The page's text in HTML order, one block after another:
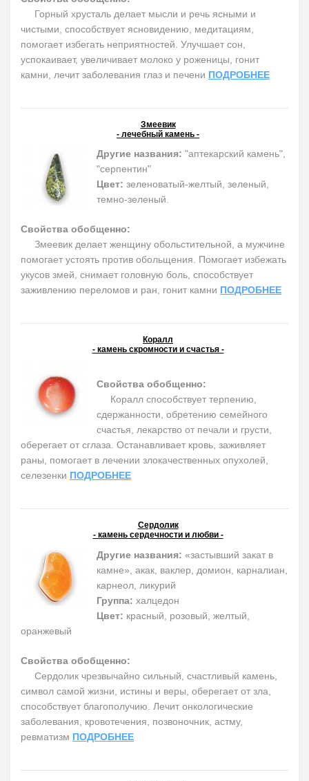
Горный хрусталь делает мысли и речь ясными и
чистыми, способствует ясновидению, медитациям,
помогает избегать неприятностей. Улучшает сон,
успокаивает, увеличивает молоко у роженицы, гонит
камни, лечит заболевания глаз и печени ПОДРОБНЕЕ
Змеевик
- лечебный камень -
Другие названия: "аптекарский камень",
"серпентин"
Цвет: зеленоватый-желтый, зеленый,
темно-зеленый.
Свойства обобщенно:
Змеевик делает женщину обольстительной, а мужчине
помогает устоять против обольщения. Помогает избежать
укусов змей, снимает головную боль, способствует
заживлению переломов и ран, гонит камни ПОДРОБНЕЕ
Коралл
- камень скромности и счастья -
Свойства обобщенно:
Коралл способствует терпению,
сдержанности, обретению семейного
счастья, лекарство от печали и грусти,
оберегает от сглаза. Останавливает кровь, заживляет
раны, помогает в лечении злокачественных опухолей,
селезенки ПОДРОБНЕЕ
Сердолик
- камень сердечности и любви -
Другие названия: «застывший закат в
камне», акак, ваклер, домион, карналиан,
карнеол, ликурий
Группа: халцедон
Цвет: красный, розовый, желтый,
оранжевый
Свойства обобщенно:
Сердолик чрезвычайно сильный, счастливый камень,
символ самой жизни, истины и веры, оберегает от зла,
способствует благополучию. Лечит онкологические
заболевания, кровотечения, позвоночник, астму,
ревматизм ПОДРОБНЕЕ